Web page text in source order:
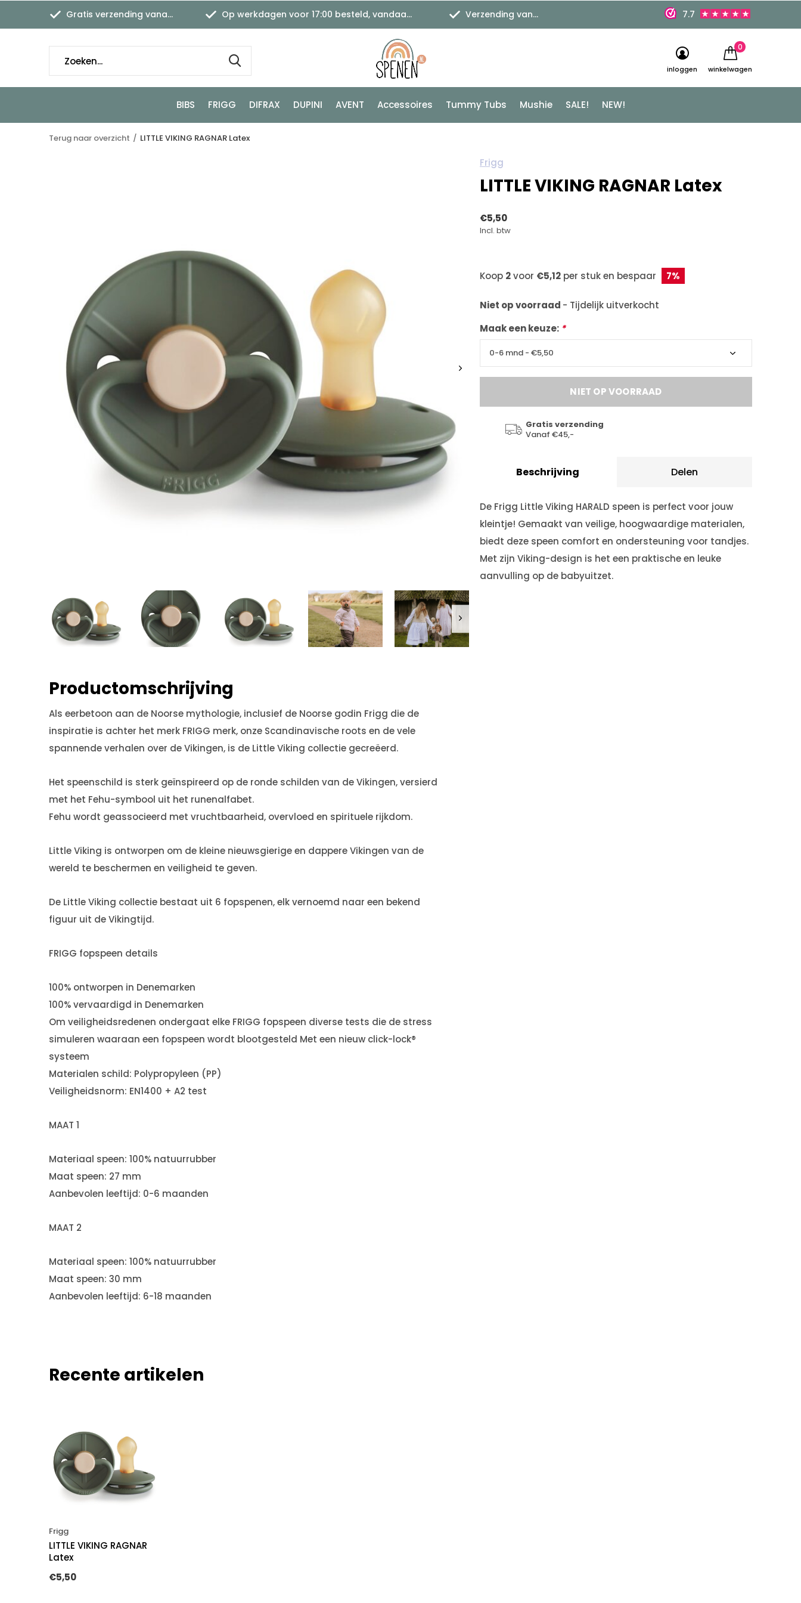
BIBS FRIGG DIFRAX DUPINI AVENT Accessoires Tummy Tubs Mushie SALE! NEW!
inloggen winkelwagen
0
Gratis verzending vanaf €45,- Op werkdagen voor 17:00 besteld, vandaag verzonden Verzending vanaf €1,11 7.7
Terug naar overzicht LITTLE VIKING RAGNAR Latex
Frigg
LITTLE VIKING RAGNAR Latex
€5,50
Incl. btw
Koop 2voor €5,12 per stuk en bespaar 7%
Niet op voorraad - Tijdelijk uitverkocht
Maak een keuze: *
NIET OP VOORRAAD
Gratis verzending
Vanaf €45,-
Beschrijving Delen
De Frigg Little Viking HARALD speen is perfect voor jouw
kleintje! Gemaakt van veilige, hoogwaardige materialen,
biedt deze speen comfort en ondersteuning voor tandjes.
Met zijn Viking-design is het een praktische en leuke
aanvulling op de babyuitzet.
Productomschrijving
Als eerbetoon aan de Noorse mythologie, inclusief de Noorse godin Frigg die de
inspiratie is achter het merk FRIGG merk, onze Scandinavische roots en de vele
spannende verhalen over de Vikingen, is de Little Viking collectie gecreëerd.
Het speenschild is sterk geïnspireerd op de ronde schilden van de Vikingen, versierd
met het Fehu-symbool uit het runenalfabet.
Fehu wordt geassocieerd met vruchtbaarheid, overvloed en spirituele rijkdom.
Little Viking is ontworpen om de kleine nieuwsgierige en dappere Vikingen van de
wereld te beschermen en veiligheid te geven.
De Little Viking collectie bestaat uit 6 fopspenen, elk vernoemd naar een bekend
figuur uit de Vikingtijd.
FRIGG fopspeen details
100% ontworpen in Denemarken
100% vervaardigd in Denemarken
Om veiligheidsredenen ondergaat elke FRIGG fopspeen diverse tests die de stress
simuleren waaraan een fopspeen wordt blootgesteld Met een nieuw click-lock®
systeem
Materialen schild: Polypropyleen (PP)
Veiligheidsnorm: EN1400 + A2 test
MAAT 1
Materiaal speen: 100% natuurrubber
Maat speen: 27 mm
Aanbevolen leeftijd: 0-6 maanden
MAAT 2
Materiaal speen: 100% natuurrubber
Maat speen: 30 mm
Aanbevolen leeftijd: 6-18 maanden
Recente artikelen
Frigg
LITTLE VIKING RAGNAR
Latex
€5,50